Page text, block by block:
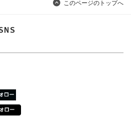
このページのトップへ